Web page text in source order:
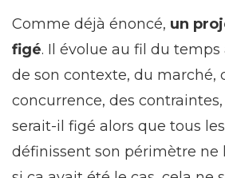
Comme déjà énoncé, un
figé. Il évolue au fil du temps
de son contexte, du marché,
concurrence, des
serait-il figé alors que tous
définissent son périmètre ne